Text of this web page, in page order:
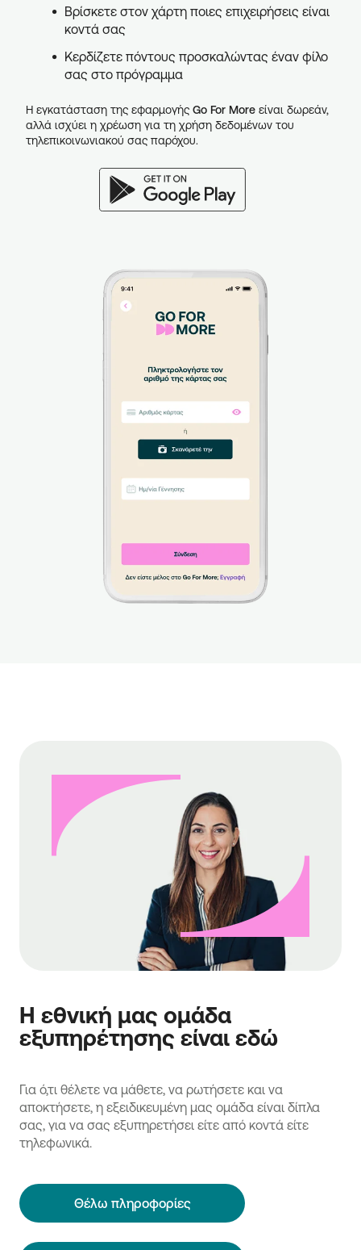
Βρίσκετε στον χάρτη ποιες επιχειρήσεις είναι
κοντά σας
Κερδίζετε πόντους προσκαλώντας έναν φίλο
σας στο πρόγραμμα
Η εγκατάσταση της εφαρμογής Go For More είναι δωρεάν,
αλλά ισχύει η χρέωση για τη χρήση δεδομένων του
τηλεπικοινωνιακού σας παρόχου.
Η εθνική μας ομάδα
εξυπηρέτησης είναι εδώ
Για ό,τι θέλετε να μάθετε, να ρωτήσετε και να
αποκτήσετε, η εξειδικευμένη μας ομάδα είναι δίπλα
σας, για να σας εξυπηρετήσει είτε από κοντά είτε
τηλεφωνικά.
Θέλω πληροφορίες